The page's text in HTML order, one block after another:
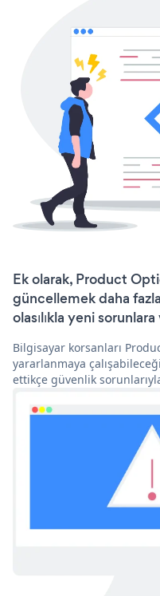
Ek olarak, Product
güncellemek daha
olasılıkla yeni
Bilgisayar korsanları
yararlanmaya
ettikçe güvenlik